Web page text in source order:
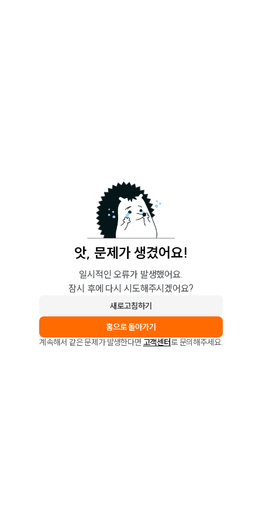
앗, 문제가 생겼어요!
일시적인 오류가 발생했어요.
잠시 후에 다시 시도해주시겠어요?
새로고침하기
홈으로 돌아가기
계속해서 같은 문제가 발생한다면 고객센터로 문의해주세요.